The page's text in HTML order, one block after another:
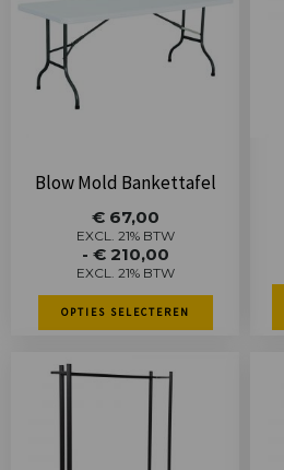
Blow Mold Bankettafel
€67,00
EXCL. 21% BTW
- €210,00
EXCL. 21% BTW
Prijsklasse:
€ 67,00
tot
€ 210,00
OPTIES SELECTEREN
meerdere
variaties.
op
de
productpagina